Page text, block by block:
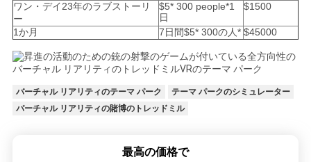
ワン・デイ23年のラブストーリ
ー
$5* 300 people*1
日
$1500
1か月 7日間$5* 300の人* $45000
バーチャル リアリティのテーマ パーク
テーマ パークのシミュレーター
バーチャル リアリティの賭博のトレッドミル
最高の価格で